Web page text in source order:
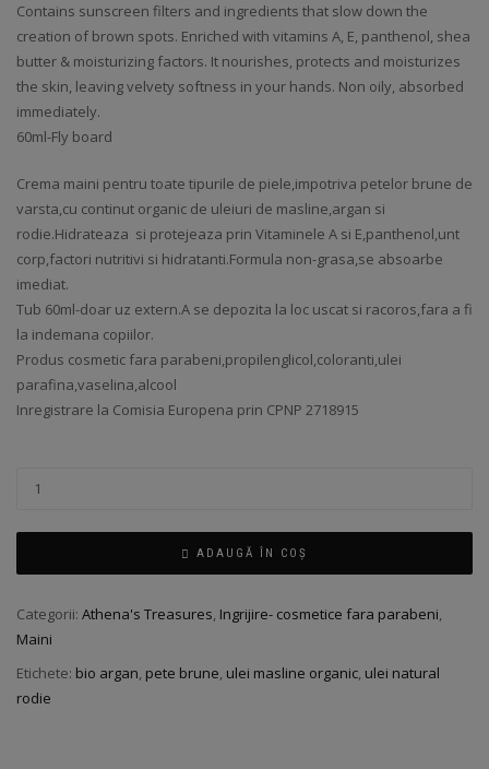
Contains sunscreen filters and ingredients that slow down the
creation of brown spots. Enriched with vitamins A, E, panthenol, shea
butter & moisturizing factors. It nourishes, protects and moisturizes
the skin, leaving velvety softness in your hands. Non oily, absorbed
immediately.
60ml-Fly board
Crema maini pentru toate tipurile de piele,impotriva petelor brune de
varsta,cu continut organic de uleiuri de masline,argan si
rodie.Hidrateaza si protejeaza prin Vitaminele A si E,panthenol,unt
corp,factori nutritivi si hidratanti.Formula non-grasa,se absoarbe
imediat.
Tub 60ml-doar uz extern.A se depozita la loc uscat si racoros,fara a fi
la indemana copiilor.
Produs cosmetic fara parabeni,propilenglicol,coloranti,ulei
parafina,vaselina,alcool
Inregistrare la Comisia Europena prin CPNP 2718915
ADAUGĂ ÎN COȘ
Categorii: Athena's Treasures, Ingrijire- cosmetice fara parabeni,
Maini
Etichete: bio argan, pete brune, ulei masline organic, ulei natural
rodie